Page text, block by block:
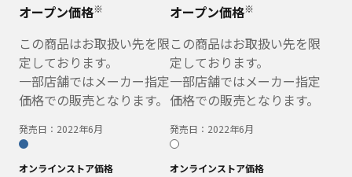
オープン価格※
この商品はお取扱い先を限
定しております。
一部店舗ではメーカー指定
価格での販売となります。
発売日： 2022年6月
オンラインストア価格
オープン価格※
この商品はお取扱い先を限
定しております。
一部店舗ではメーカー指定
価格での販売となります。
発売日： 2022年6月
オンラインストア価格